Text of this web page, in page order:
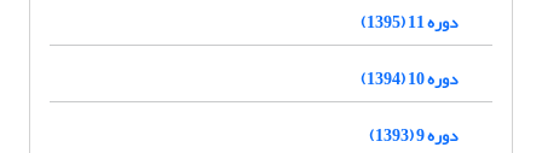
دوره 11 (1395)
دوره 10 (1394)
دوره 9 (1393)